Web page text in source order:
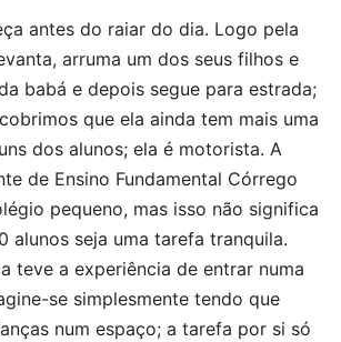
antes do raiar do dia. Logo pela
arruma um dos seus filhos e
babá e depois segue para estrada;
que ela ainda tem mais uma
dos alunos; ela é motorista. A
de Ensino Fundamental Córrego
pequeno, mas isso não significa
alunos seja uma tarefa tranquila.
teve a experiência de entrar numa
se simplesmente tendo que
num espaço; a tarefa por si só